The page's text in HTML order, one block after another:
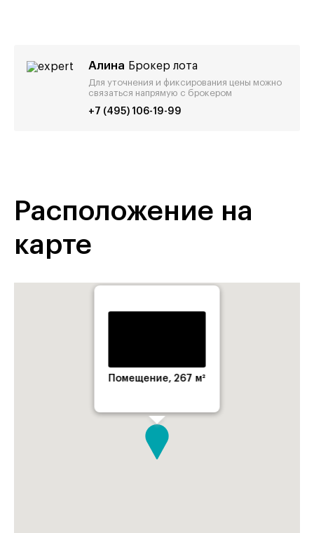
Алина Брокер лота
Для уточнения и фиксирования цены можно
связаться напрямую с брокером
+7 (495) 106-19-99
Расположение на
карте
Помещение, 267 м²